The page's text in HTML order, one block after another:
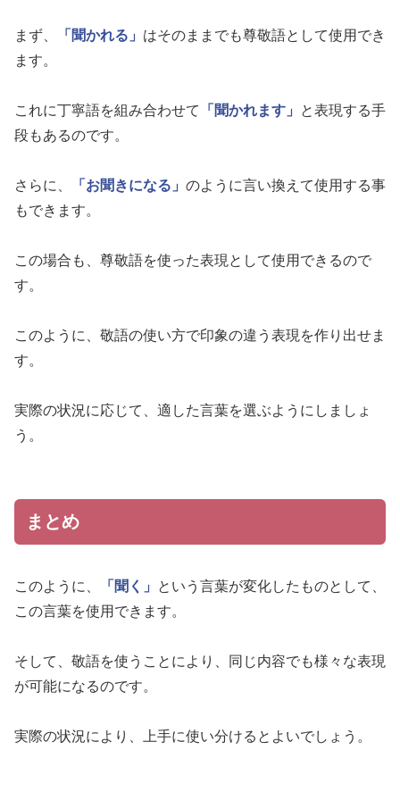
まず、 「聞かれる」 はそのままでも尊敬語として使用でき
ます。
これに丁寧語を組み合わせて 「聞かれます」
と表現する手
段もあるのです。
さらに、 「お聞きになる」 のように言い換えて使用する事
もできます。
この場合も、尊敬語を使った表現として使用できるので
す。
このように、敬語の使い方で印象の違う表現を作り出せま
す。
実際の状況に応じて、適した言葉を選ぶようにしましょ
う。
まとめ
このように、 「聞く」
という言葉が変化したものとして、
この言葉を使用できます。
そして、敬語を使うことにより、同じ内容でも様々な表現
が可能になるのです。
実際の状況により、上手に使い分けるとよいでしょう。